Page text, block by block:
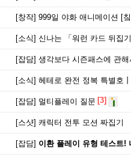
[창작] 999일 야화 애니메이션 [
[소식] 신나는 「워런 카드 뒤집
[잡담] 생각보다 시즌패스에 관해
[소식] 헤테로 완전 정복 특별호
[잡담] 멀티플레이 질문 [3]
[스샷] 캐릭터 전투 모션 짜집기
[잡담] 이환 플레이 유형 테스트! 나는